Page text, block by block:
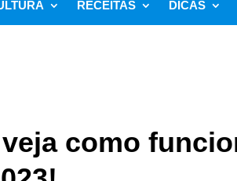
RECEITAS DICAS
como